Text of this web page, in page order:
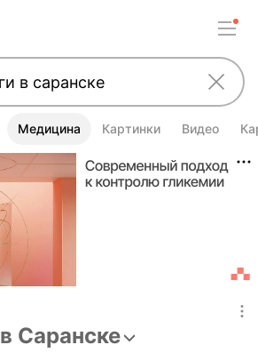
Медицина Картинки Видео
в Саранске